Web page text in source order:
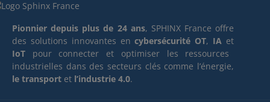
Pionnier depuis plus de 24 ans, SPHINX France offre
des solutions innovantes encybersécurité OT, IA et
IoT pour connecter et optimiser les ressources
industrielles dans des secteurs clés comme l’énergie,
le transport et l’industrie 4.0.